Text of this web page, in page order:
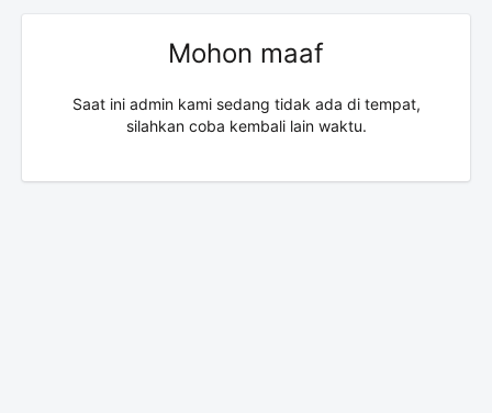
Mohon maaf
Saat ini admin kami sedang tidak ada di tempat,
silahkan coba kembali lain waktu.